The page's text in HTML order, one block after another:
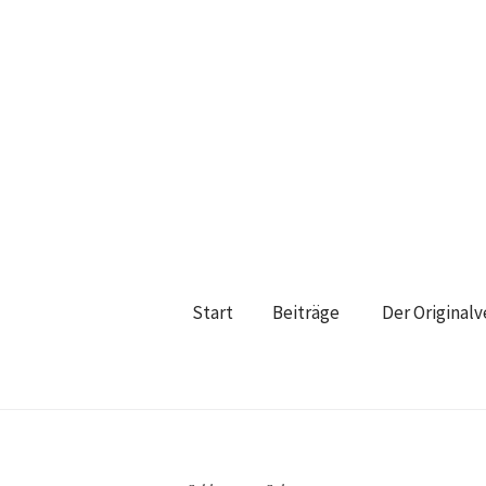
Start Beiträge Der